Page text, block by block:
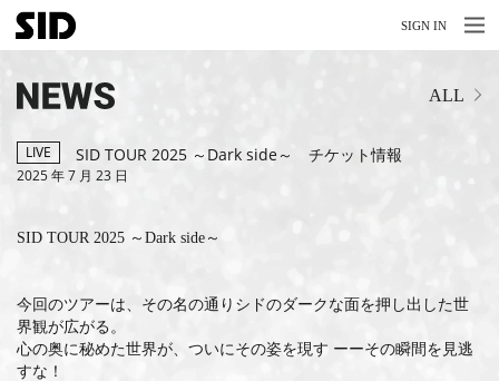
SIGN IN
NEWS
RELEASE
MEDIA
PROFILE
ALL
LIVE SID TOUR 2025 ～Dark side～ チケット情報
2025 年 7 月 23 日
SID TOUR 2025 ～Dark side～
今回のツアーは、その名の通りシドのダークな面を押し出した世
界観が広がる。
心の奥に秘めた世界が、ついにその姿を現す ーーその瞬間を見逃
すな！